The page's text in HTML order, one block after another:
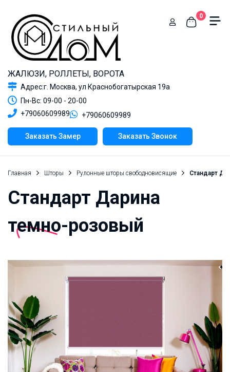
ЖАЛЮЗИ, РОЛЛЕТЫ, ВОРОТА
Адрес:г. Москва, ул Краснобогатырская 19а
Пн-Вс: 09-00 - 20-00
+79060609989
+79060609989
Заказать Замер Заказать Звонок
0
Главная Шторы Рулонные шторы свободновисящие Стандарт
Стандарт Дарина
темно-розовый